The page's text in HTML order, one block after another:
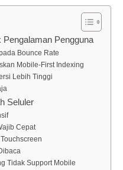
Pengguna
Bounce Rate
Mobile-First Indexing
Lebih Tinggi
Seluler
Cepat
Tidak Support Mobile